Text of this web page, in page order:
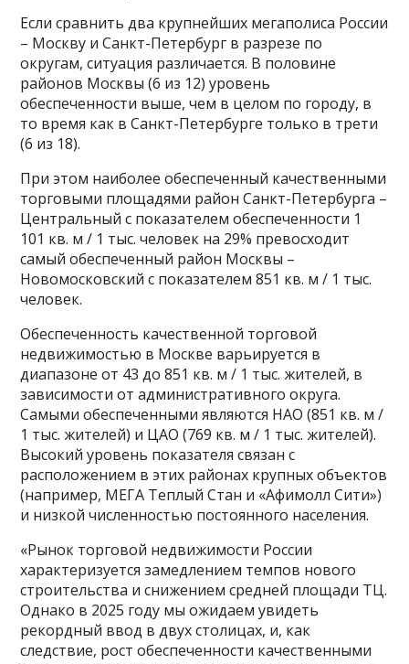
Если сравнить два крупнейших мегаполиса России
– Москву и Санкт-Петербург в разрезе по
округам, ситуация различается. В половине
районов Москвы (6 из 12) уровень
обеспеченности выше, чем в целом по городу, в
то время как в Санкт-Петербурге только в трети
(6 из 18).
При этом наиболее обеспеченный качественными
торговыми площадями район Санкт-Петербурга –
Центральный с показателем обеспеченности 1
101 кв. м / 1 тыс. человек на 29% превосходит
самый обеспеченный район Москвы –
Новомосковский с показателем 851 кв. м / 1 тыс.
человек.
Обеспеченность качественной торговой
недвижимостью в Москве варьируется в
диапазоне от 43 до 851 кв. м / 1 тыс. жителей, в
зависимости от административного округа.
Самыми обеспеченными являются НАО (851 кв. м /
1 тыс. жителей) и ЦАО (769 кв. м / 1 тыс. жителей).
Высокий уровень показателя связан с
расположением в этих районах крупных объектов
(например, МЕГА Теплый Стан и «Афимолл Сити»)
и низкой численностью постоянного населения.
«Рынок торговой недвижимости России
характеризуется замедлением темпов нового
строительства и снижением средней площади ТЦ.
Однако в 2025 году мы ожидаем увидеть
рекордный ввод в двух столицах, и, как
следствие, рост обеспеченности качественными